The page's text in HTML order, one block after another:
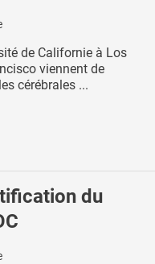
de Californie à Los
viennent de
cérébrales ...
du